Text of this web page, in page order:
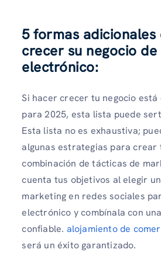
5 formas adicionales
crecer su negocio
electrónico:
Si hacer crecer tu negocio está
para 2025, esta lista puede
Esta lista no es exhaustiva;
algunas estrategias para crear
combinación de tácticas de
cuenta tus objetivos al elegir
marketing en redes sociales
electrónico y combínala con
confiable. alojamiento de
será un éxito garantizado.